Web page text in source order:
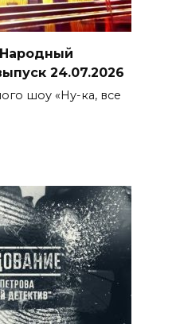
24.07.2026
шоу «Ну-ка, все